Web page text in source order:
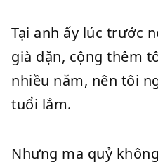
Tại anh ấy lúc trước
già dặn, cộng thêm
nhiều năm, nên tôi
tuổi lắm.
Nhưng ma quỷ